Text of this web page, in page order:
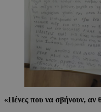
«Πένες που να σβήνουν, αν